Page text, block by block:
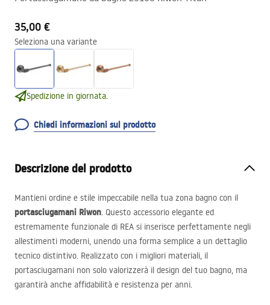
35,00 €
Seleziona una variante
Spedizione in giornata.
Chiedi informazioni sul prodotto
Descrizione del prodotto
Mantieni ordine e stile impeccabile nella tua zona bagno con il
portasciugamani Riwon. Questo accessorio elegante ed
estremamente funzionale di REA si inserisce perfettamente negli
allestimenti moderni, unendo una forma semplice a un dettaglio
tecnico distintivo. Realizzato con i migliori materiali, il
portasciugamani non solo valorizzerà il design del tuo bagno, ma
garantirà anche affidabilità e resistenza per anni.